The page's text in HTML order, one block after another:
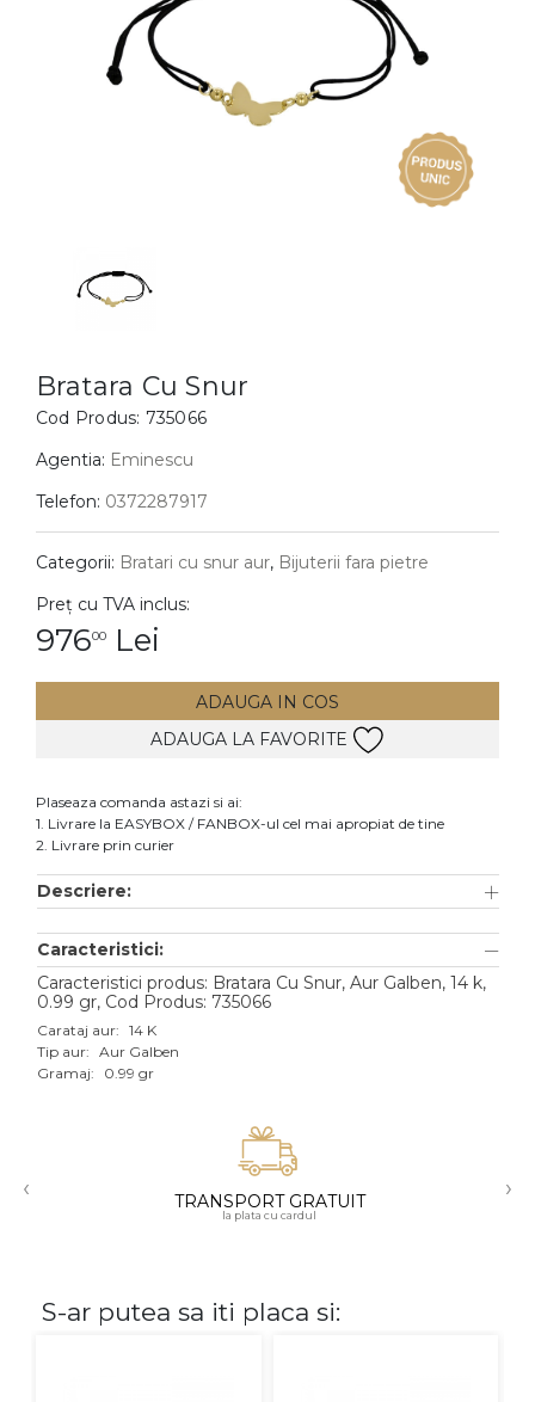
BIJUTERII COPII
Cercei
Bratari
Coliere
Lanturi
Pandantive
Inele
Cercei
Bratari
Lanturi
Pandantive
Accesorii
Aur galben
Aur alb
Aur roz
Bratara Cu Snur
Cod Produs: 735066
Agentia: Eminescu
Telefon: 0372287917
Categorii: Bratari cu snur aur, Bijuterii fara pietre
Preț cu TVA inclus:
97600 Lei
ADAUGA IN COS
ADAUGA LA FAVORITE
Plaseaza comanda astazi si ai:
1. Livrare la EASYBOX / FANBOX-ul cel mai apropiat de tine
2. Livrare prin curier
Descriere:
Caracteristici:
Caracteristici produs: Bratara Cu Snur, Aur Galben, 14 k,
0.99 gr, Cod Produs: 735066
Carataj aur: 14 K
Tip aur: Aur Galben
Gramaj:
0.99 gr
‹ TRANSPORT GRATUIT
la plata cu cardul
›
S-ar putea sa iti placa si: